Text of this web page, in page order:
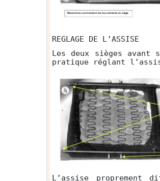
REGLAGE DE L’ASSISE
Les deux sièges avant
pratique réglant
L’assise proprement